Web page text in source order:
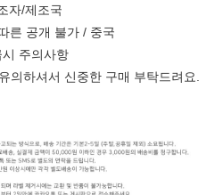
자/제조국
른 공개 불가 / 중국
시 주의사항
의하셔서 신중한 구매 부탁드려요.